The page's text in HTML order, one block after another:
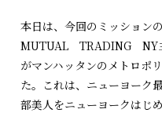
本日は、今回のミッション
MUTUAL TRADING NY
がマンハッタンのメトロポ
た。これは、ニューヨーク
部美人をニューヨークはじ